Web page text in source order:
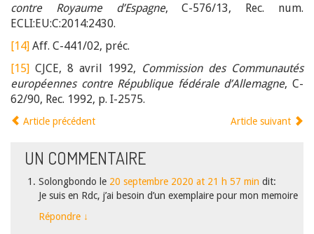
contre Royaume d’Espagne, C-576/13, Rec. num.
ECLI:EU:C:2014:2430.
[14] Aff. C-441/02, préc.
[15] CJCE, 8 avril 1992, Commission des Communautés
européennes contre République fédérale d’Allemagne, C-
62/90, Rec. 1992, p. I-2575.
Article précédent Article suivant
UN COMMENTAIRE
Solongbondo le 20 septembre 2020 at 21 h 57 min dit:
Je suis en Rdc, j’ai besoin d’un exemplaire pour mon memoire
Répondre ↓